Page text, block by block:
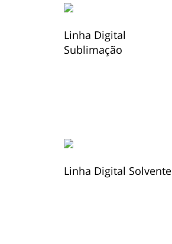
Linha Digital
Sublimação
Linha Digital Solvente